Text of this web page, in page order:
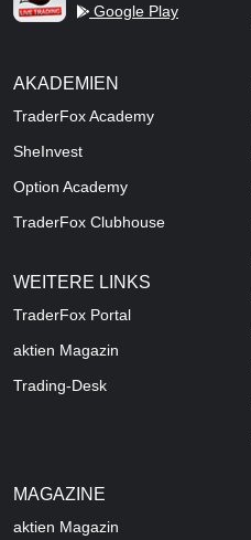
Google Play
AKADEMIEN
TraderFox Academy
SheInvest
Option Academy
TraderFox Clubhouse
WEITERE LINKS
TraderFox Portal
aktien Magazin
Trading-Desk
MAGAZINE
aktien Magazin